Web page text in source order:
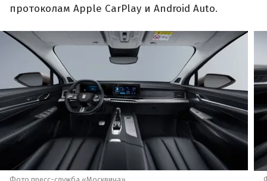
протоколам Apple CarPlay и Android Auto.